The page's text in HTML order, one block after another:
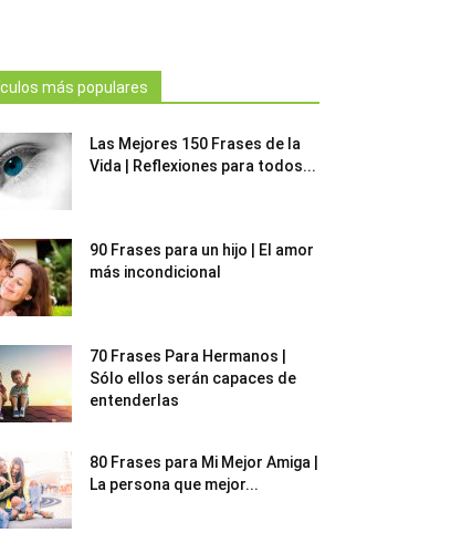
más populares
Las Mejores 150 Frases de la
Vida | Reflexiones para todos...
90 Frases para un hijo | El amor
más incondicional
70 Frases Para Hermanos |
Sólo ellos serán capaces de
entenderlas
80 Frases para Mi Mejor Amiga |
La persona que mejor...